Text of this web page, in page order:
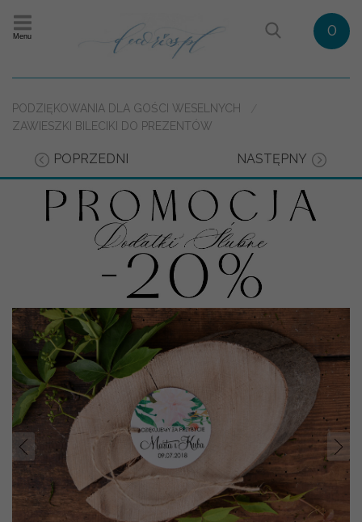
Menu 0
PODZIĘKOWANIA DLA GOŚCI WESELNYCH
ZAWIESZKI BILECIKI DO PREZENTÓW
POPRZEDNI NASTĘPNY
Prev